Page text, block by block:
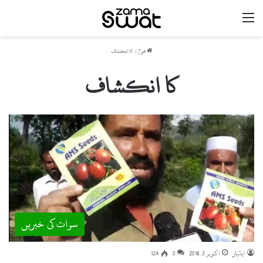
ھوم/کا انکشاف
کا انکشاف
سوات کی خبریں
ایڈیٹر اکتوبر 3, 2018 0
124